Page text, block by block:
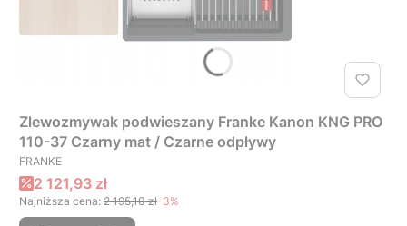
Zlewozmywak podwieszany Franke Kanon KNG PRO
110-37 Czarny mat / Czarne odpływy
PRODUCENT
FRANKE
Cena promocyjna
2 121,93 zł
Najniższa cena: 2 195,10 zł-3%